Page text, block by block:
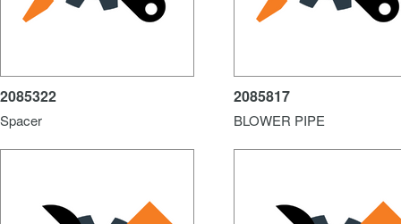
2085322
Spacer
2085817
BLOWER PIPE